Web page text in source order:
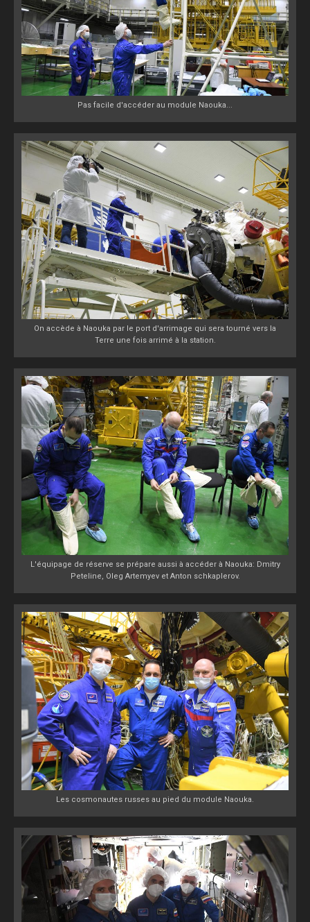
Pas facile d'accéder au module Naouka...
On accède à Naouka par le port d'arrimage qui sera tourné vers la
Terre une fois arrimé à la station.
L'équipage de réserve se prépare aussi à accéder à Naouka: Dmitry
Peteline, Oleg Artemyev et Anton schkaplerov.
Les cosmonautes russes au pied du module Naouka.